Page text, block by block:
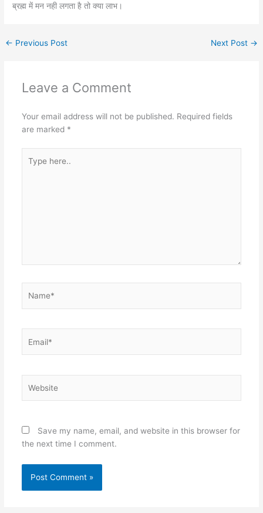
ब्रह्म में मन नही लगता है तो क्या लाभ।
← Previous Post Next Post →
Leave a Comment
Your email address will not be published. Required fields
are marked *
here..
Save my name, email, and website in this browser for
the next time I comment.